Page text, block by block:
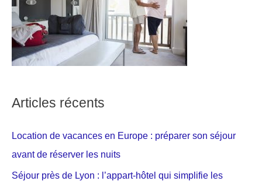
Articles récents
Location de vacances en Europe : préparer son séjour
avant de réserver les nuits
Séjour près de Lyon : l’appart-hôtel qui simplifie les